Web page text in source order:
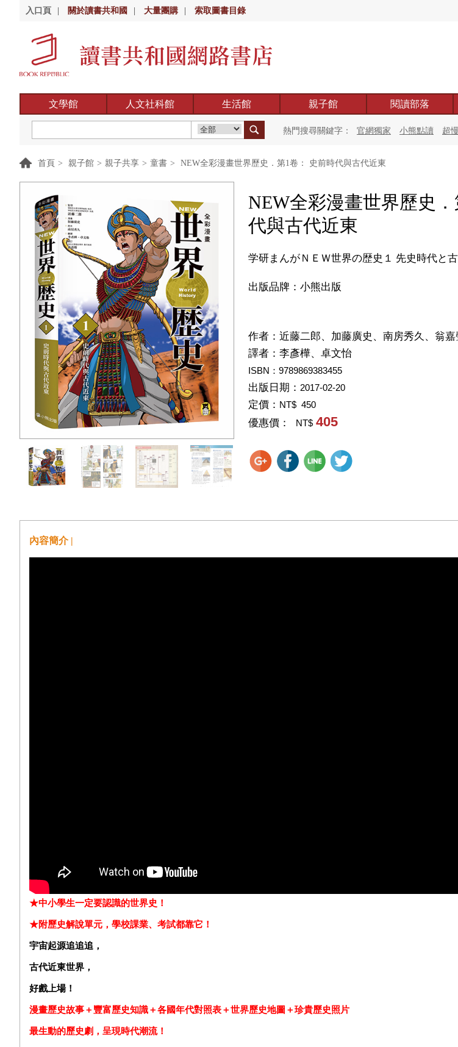
入口頁 關於讀書共和國 大量團購 索取圖書目錄
文學館 人文社科館 生活館 親子館 閱讀部落
熱門搜尋關鍵字： 官網獨家 小熊點讀 超
首頁 > 親子館 > 親子共享 > 童書 > NEW全彩漫畫世界歷史．第1卷： 史前時代與古代近東
NEW全彩漫畫世界歷史
代與古代近東
学研まんがＮＥＷ世界の歴史１ 先史時代と
出版品牌：小熊出版
作者： 近藤二郎、加藤廣史、南房秀久、翁嘉
譯者： 李彥樺、卓文怡
ISBN：9789869383455
出版日期： 2017-02-20
定價： NT$ 450
優惠價： NT$ 405
內容簡介 |
★中小學生一定要認識的世界史！
★附歷史解說單元，學校課業、考試都靠它！
宇宙起源追追追，
古代近東世界，
好戲上場！
漫畫歷史故事＋豐富歷史知識＋各國年代對照表＋世界歷史地圖＋珍貴歷史照片
最生動的歷史劇，呈現時代潮流！